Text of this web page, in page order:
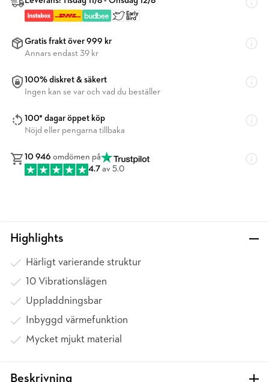
Gratis frakt över 999 kr
Annars endast 39 kr
100% diskret & säkert
Ingen kan se var och vad du beställer
100* dagar öppet köp
Nöjd eller pengarna tillbaka
10 946 omdömen på
4.7 av 5.0
Highlights
Härligt varierande struktur
10 Vibrationslägen
Uppladdningsbar
Inbyggd värmefunktion
Mycket mjukt material
Beskrivning